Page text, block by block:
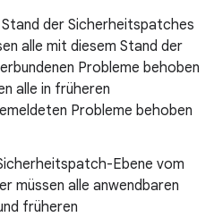
der Sicherheitspatches
alle mit diesem Stand der
Probleme behoben
alle in früheren
Probleme behoben
Ebene vom
müssen alle anwendbaren
früheren